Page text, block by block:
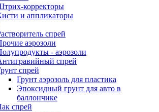
корректоры
и аппликаторы
спрей
аэрозоли
- аэрозоли
спрей
спрей
Грунт аэрозоль для пластика
Эпоксидный грунт для авто в
баллончике
спрей